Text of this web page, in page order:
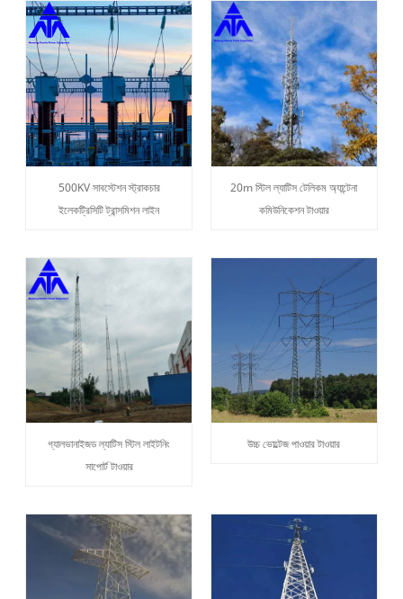
500KV সাবস্টেশন স্ট্রাকচার
ইলেকট্রিসিটি ট্রান্সমিশন লাইন
20m স্টিল ল্যাটিস টেলিকম অ্যান্টেনা
কমিউনিকেশন টাওয়ার
গ্যালভানাইজড ল্যাটিস স্টিল লাইটনিং
সাপোর্ট টাওয়ার
উচ্চ ভোল্টেজ পাওয়ার টাওয়ার